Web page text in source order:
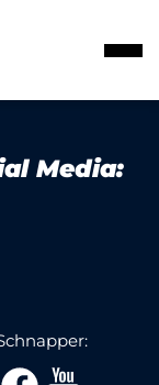
Media: